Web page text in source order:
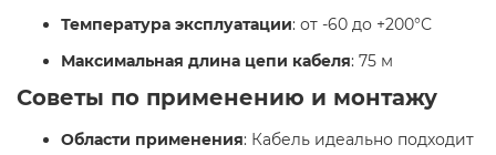
Температура эксплуатации: от -60 до +200°С
Максимальная длина цепи кабеля: 75 м
Советы по применению и монтажу
Области применения: Кабель идеально подходит